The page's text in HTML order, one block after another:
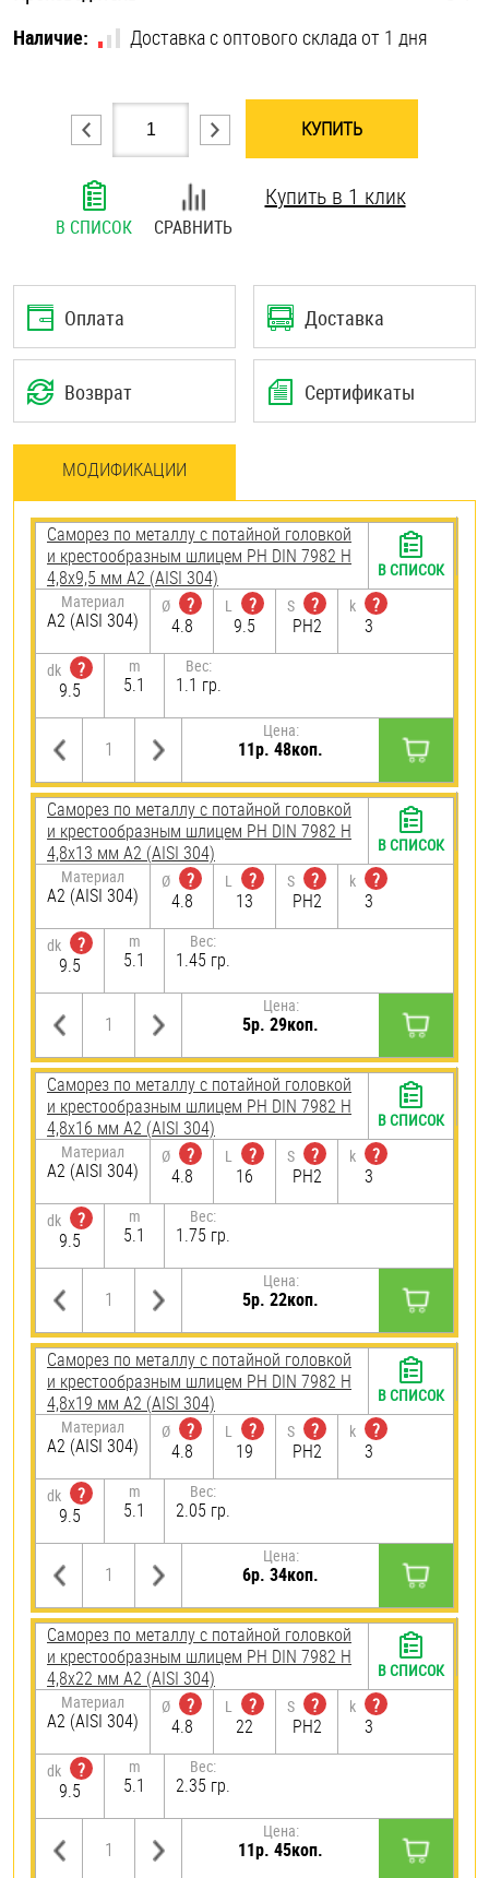
Наличие:
Доставка с оптового склада от 1 дня
КУПИТЬ
В СПИСОК СРАВНИТЬ
Купить в 1 клик
Оплата Доставка
Возврат Сертификаты
МОДИФИКАЦИИ
Саморез по металлу с потайной головкой
и крестообразным шлицем PH DIN 7982 H
4,8х9,5 мм А2 (AISI 304)
Материал
А2 (AISI 304)
Ø
?
4.8
L
?
9.5
S
?
PH2
k
?
3
dk
?
9.5
m
5.1
Вес:
1.1 гр.
Цена:
11р. 48коп.
В СПИСОК
Саморез по металлу с потайной головкой
и крестообразным шлицем PH DIN 7982 H
4,8х13 мм А2 (AISI 304)
Материал
А2 (AISI 304)
Ø
?
4.8
L
?
13
S
?
PH2
k
?
3
dk
?
9.5
m
5.1
Вес:
1.45 гр.
Цена:
5р. 29коп.
В СПИСОК
Саморез по металлу с потайной головкой
и крестообразным шлицем PH DIN 7982 H
4,8х16 мм А2 (AISI 304)
Материал
А2 (AISI 304)
Ø
?
4.8
L
?
16
S
?
PH2
k
?
3
dk
?
9.5
m
5.1
Вес:
1.75 гр.
Цена:
5р. 22коп.
В СПИСОК
Саморез по металлу с потайной головкой
и крестообразным шлицем PH DIN 7982 H
4,8х19 мм А2 (AISI 304)
Материал
А2 (AISI 304)
Ø
?
4.8
L
?
19
S
?
PH2
k
?
3
dk
?
9.5
m
5.1
Вес:
2.05 гр.
Цена:
6р. 34коп.
В СПИСОК
Саморез по металлу с потайной головкой
и крестообразным шлицем PH DIN 7982 H
4,8х22 мм А2 (AISI 304)
Материал
А2 (AISI 304)
Ø
?
4.8
L
?
22
S
?
PH2
k
?
3
dk
?
9.5
m
5.1
Вес:
2.35 гр.
Цена:
11р. 45коп.
В СПИСОК